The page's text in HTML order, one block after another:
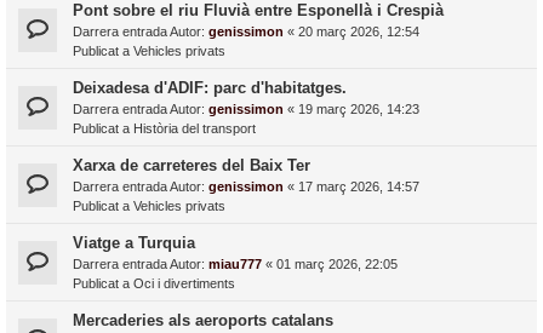
Pont sobre el riu Fluvià entre Esponellà i Crespià
Darrera entrada Autor: genissimon « 20 març 2026, 12:54
Publicat a Vehicles privats
Deixadesa d'ADIF: parc d'habitatges.
Darrera entrada Autor: genissimon « 19 març 2026, 14:23
Publicat a Història del transport
Xarxa de carreteres del Baix Ter
Darrera entrada Autor: genissimon « 17 març 2026, 14:57
Publicat a Vehicles privats
Viatge a Turquia
Darrera entrada Autor: miau777 « 01 març 2026, 22:05
Publicat a Oci i divertiments
Mercaderies als aeroports catalans